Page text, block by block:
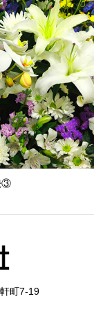
③
町7-19